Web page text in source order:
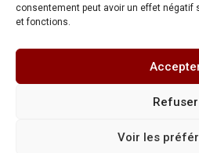
consentement peut avoir un effet
et fonctions.
Refuser
Voir les
RéalisationFDV
Politique de